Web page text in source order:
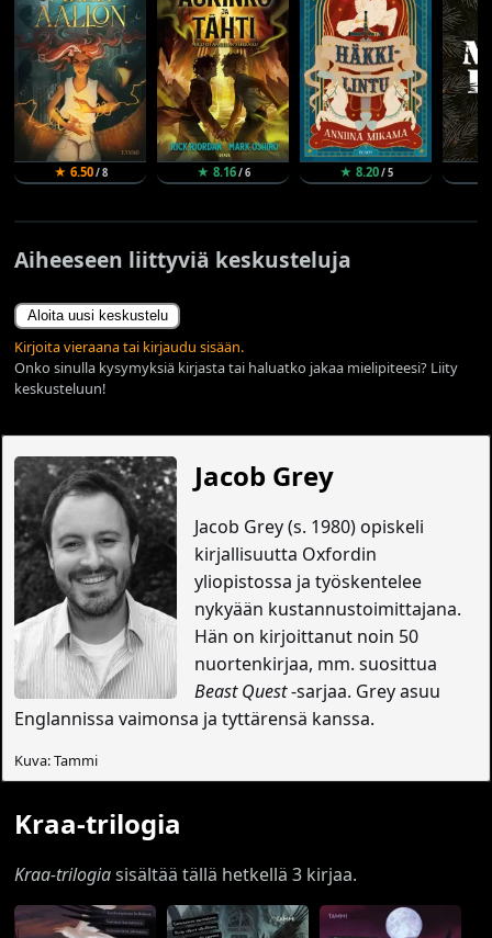
★ 6.50/ 8 ★ 8.16/ 6 ★ 8.20/ 5
Aiheeseen liittyviä keskusteluja
Aloita uusi keskustelu
Kirjoita vieraana tai kirjaudu sisään.
Onko sinulla kysymyksiä kirjasta tai haluatko jakaa mielipiteesi? Liity
keskusteluun!
Jacob Grey
Jacob Grey (s. 1980) opiskeli
kirjallisuutta Oxfordin
yliopistossa ja työskentelee
nykyään kustannustoimittajana.
Hän on kirjoittanut noin 50
nuortenkirjaa, mm. suosittua
Beast Quest-sarjaa. Grey asuu
Englannissa vaimonsa ja tyttärensä kanssa.
Kuva: Tammi
Kraa-trilogia
Kraa-trilogiasisältää tällä hetkellä 3 kirjaa.